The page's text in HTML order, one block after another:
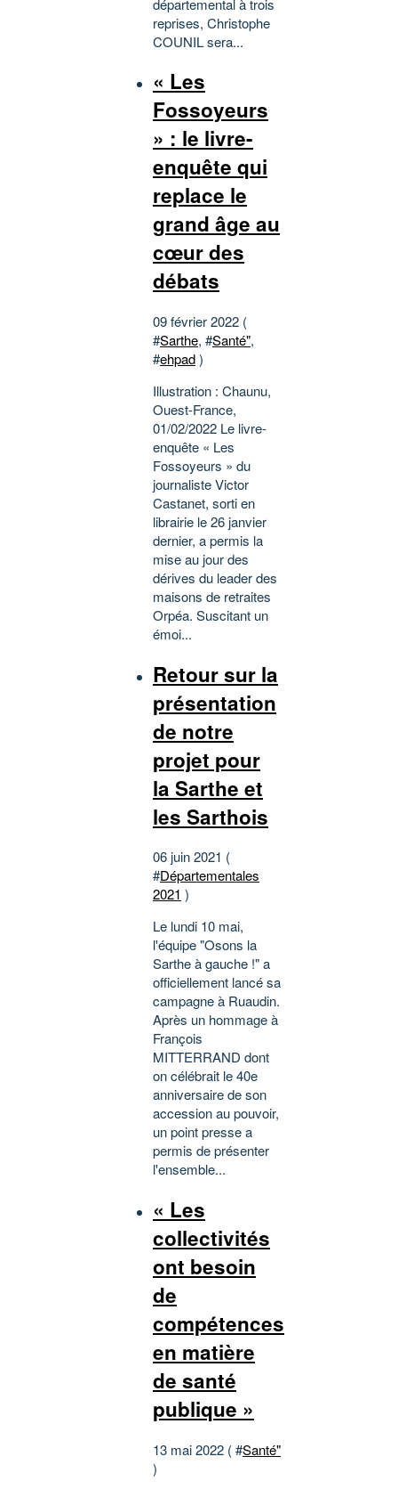
reprises, Christophe
COUNIL sera...
« Les
Fossoyeurs
» : le livre-
enquête qui
replace le
grand âge au
cœur des
débats
09 février 2022 (
#Sarthe, #Santé",
#ehpad)
Illustration : Chaunu,
Ouest-France,
01/02/2022 Le livre-
enquête « Les
Fossoyeurs » du
journaliste Victor
Castanet, sorti en
librairie le 26 janvier
dernier, a permis la
mise au jour des
dérives du leader des
maisons de retraites
Orpéa. Suscitant un
émoi...
Retour sur la
présentation
de notre
projet pour
la Sarthe et
les Sarthois
06 juin 2021 (
#Départementales
2021 )
Le lundi 10 mai,
l'équipe "Osons la
Sarthe à gauche !" a
officiellement lancé sa
campagne à Ruaudin.
Après un hommage à
François
MITTERRAND dont
on célébrait le 40e
anniversaire de son
accession au pouvoir,
un point presse a
permis de présenter
l'ensemble...
« Les
collectivités
ont besoin
de
compétences
en matière
de santé
publique »
13 mai 2022 ( #Santé"
)